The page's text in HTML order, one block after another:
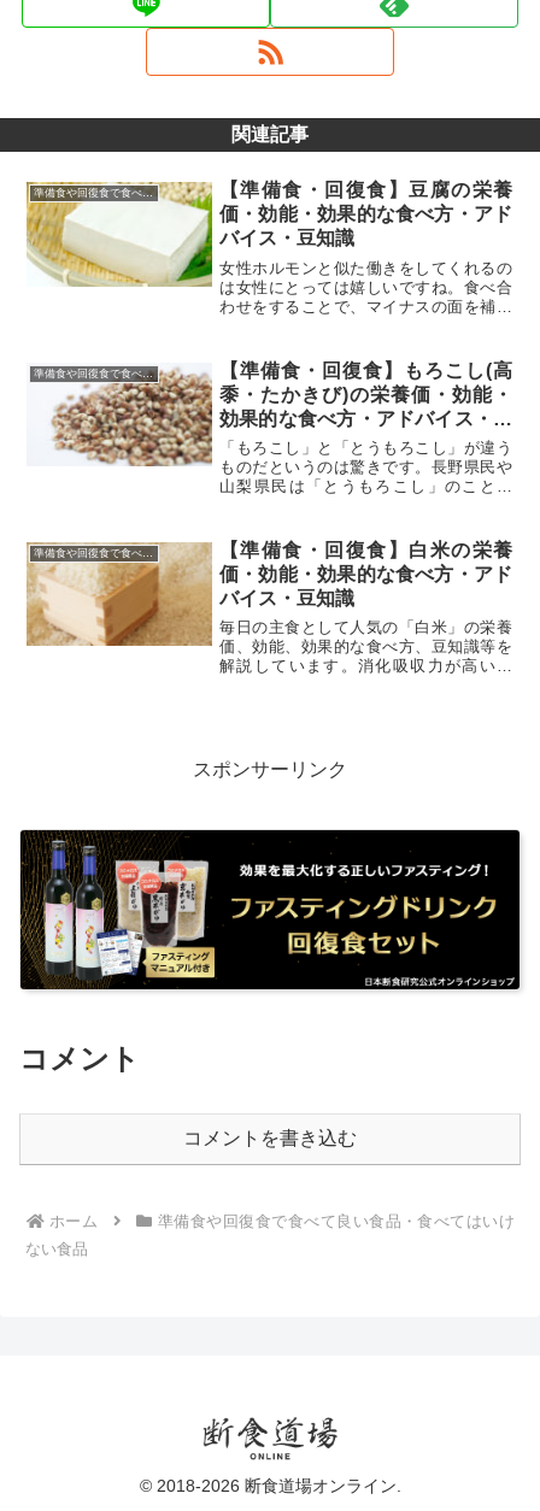
関連記事
準備食や回復食で食べて良い食品・食べてはいけない食品
【準備食・回復食】豆腐の栄養
価・効能・効果的な食べ方・アド
バイス・豆知識
女性ホルモンと似た働きをしてくれるの
は女性にとっては嬉しいですね。食べ合
わせをすることで、マイナスの面を補っ
準備食や回復食で食べて良い食品・食べてはいけない食品
【準備食・回復食】もろこし(高
黍・たかきび)の栄養価・効能・
効果的な食べ方・アドバイス・豆
知識
「もろこし」と「とうもろこし」が違う
ものだというのは驚きです。長野県民や
山梨県民は「とうもろこし」のことを
率よく摂取しましょう。
準備食や回復食で食べて良い食品・食べてはいけない食品
【準備食・回復食】白米の栄養
価・効能・効果的な食べ方・アド
バイス・豆知識
毎日の主食として人気の「白米」の栄養
価、効能、効果的な食べ方、豆知識等を
解説しています。消化吸収力が高いの
スポンサーリンク
コメント
コメントを書き込む
ホーム
準備食や回復食で食べて良い食品・食べてはいけ
ない食品
© 2018-2026 断食道場オンライン.